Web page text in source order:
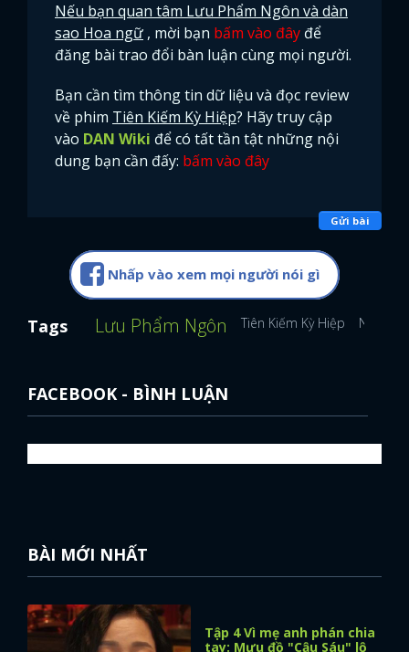
Nếu bạn quan tâm Lưu Phẩm Ngôn và dàn
sao Hoa ngữ , mời bạn bấm vào đây để
đăng bài trao đổi bàn luận cùng mọi người.
Bạn cần tìm thông tin dữ liệu và đọc review
về phim Tiên Kiếm Kỳ Hiệp? Hãy truy cập
vào DAN Wiki để có tất tần tật những nội
dung bạn cần đấy: bấm vào đây
Gửi bài
Nhấp vào xem mọi người nói gì
Tags Lưu Phẩm Ngôn Tiên Kiếm Kỳ Hiệp Nguyễn
FACEBOOK - BÌNH LUẬN
BÀI MỚI NHẤT
Tập 4 Vì mẹ anh phán chia
tay: Mưu đồ "Cậu Sáu" lộ